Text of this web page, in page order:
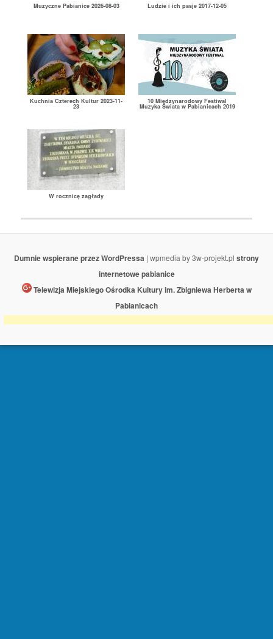
Muzyczne Pabianice 2026-08-03 Ludzie i ich pasje 2017-12-05
Kuchnia Czterech Kultur 2023-11-
23
10 Międzynarodowy Festiwal
Muzyka Świata w Pabianicach 2019
W rocznicę zagłady
Dumnie wspierane przez WordPressa | wpmedia by 3w-projekt.pl strony
internetowe pabianice
Telewizja Miejskiego Ośrodka Kultury im. Zbigniewa Herberta w
Pabianicach